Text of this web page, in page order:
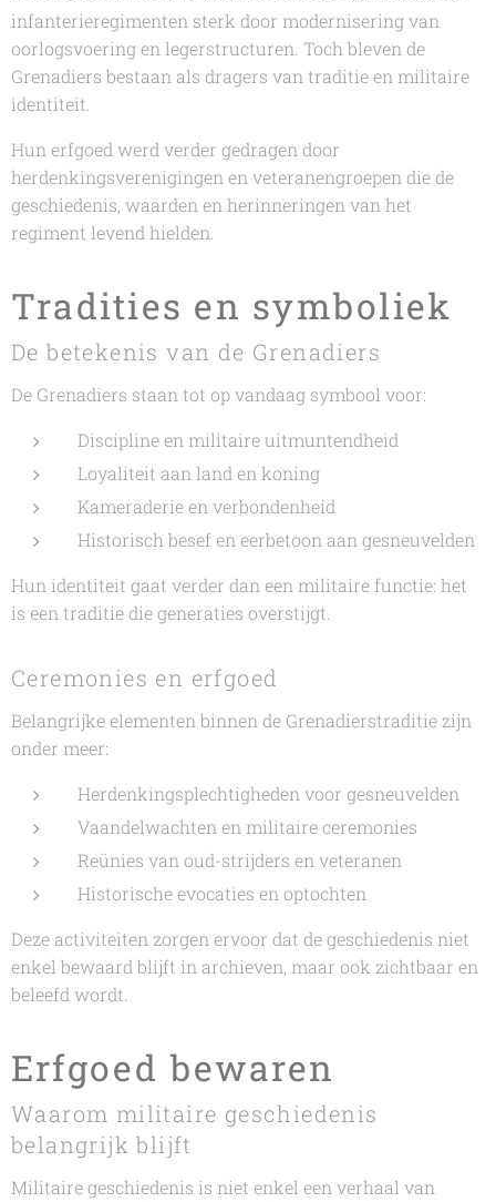
infanterieregimenten sterk door modernisering van
oorlogsvoering en legerstructuren. Toch bleven de
Grenadiers bestaan als dragers van traditie en militaire
identiteit.
Hun erfgoed werd verder gedragen door
herdenkingsverenigingen en veteranengroepen die de
geschiedenis, waarden en herinneringen van het
regiment levend hielden.
Tradities en symboliek
De betekenis van de Grenadiers
De Grenadiers staan tot op vandaag symbool voor:
Discipline en militaire uitmuntendheid
Loyaliteit aan land en koning
Kameraderie en verbondenheid
Historisch besef en eerbetoon aan gesneuvelden
Hun identiteit gaat verder dan een militaire functie: het
is een traditie die generaties overstijgt.
Ceremonies en erfgoed
Belangrijke elementen binnen de Grenadierstraditie zijn
onder meer:
Herdenkingsplechtigheden voor gesneuvelden
Vaandelwachten en militaire ceremonies
Reünies van oud-strijders en veteranen
Historische evocaties en optochten
Deze activiteiten zorgen ervoor dat de geschiedenis niet
enkel bewaard blijft in archieven, maar ook zichtbaar en
beleefd wordt.
Erfgoed bewaren
Waarom militaire geschiedenis
belangrijk blijft
Militaire geschiedenis is niet enkel een verhaal van